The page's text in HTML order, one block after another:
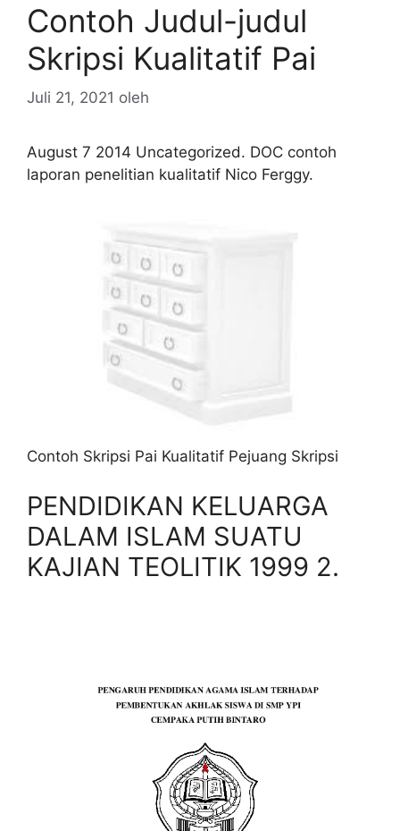
Contoh Judul-judul
Skripsi Kualitatif Pai
Juli 21, 2021 oleh
August 7 2014 Uncategorized. DOC contoh
laporan penelitian kualitatif Nico Ferggy.
Contoh Skripsi Pai Kualitatif Pejuang Skripsi
PENDIDIKAN KELUARGA
DALAM ISLAM SUATU
KAJIAN TEOLITIK 1999 2.